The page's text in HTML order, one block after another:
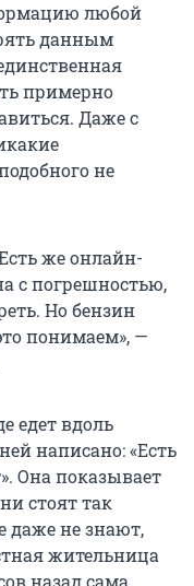
любой
данным
примерно
Даже с
не
же онлайн-
с погрешностью,
Но бензин
понимаем», —
едет вдоль
написано: «Есть
Она показывает
стоят так
даже не знают,
жительница
назад сама